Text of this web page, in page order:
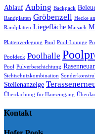
Ablauf Aubing Backpack
Randplatten Gröbenzell Hecke
Randplatten Liegefläche Maisach
Plattenverlegung Pool Pool-Lounge
Pooldeck Poolhalle
Pool Pulverbeschichtung
Sichtschutzkombination
Stellenanzeige
Überdachung für Hauseingang
Kontakt